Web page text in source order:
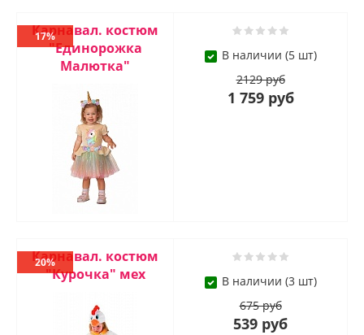
Карнавал. костюм
"Единорожка
Малютка"
17%
В наличии (5 шт)
2129 руб
1 759 руб
Карнавал. костюм
"Курочка" мех
20%
В наличии (3 шт)
675 руб
539 руб